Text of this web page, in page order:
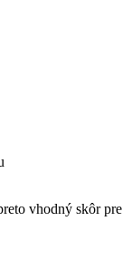
vhodný skôr pre